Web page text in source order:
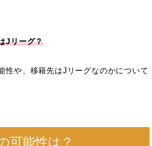
Jリーグ？
性や、移籍先はJリーグなのかについて
可能性は？